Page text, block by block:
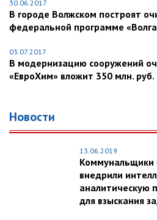
30.06.2017
В городе Волжском построят
федеральной программе
03.07.2017
В модернизацию сооружений
«ЕвроХим» вложит 350 млн. руб.
Новости
13.06.2019
Коммунальщики
внедрили
аналитическую
для взыскания